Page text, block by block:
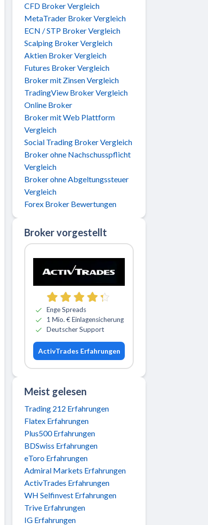
CFD Broker Vergleich
MetaTrader Broker Vergleich
ECN / STP Broker Vergleich
Scalping Broker Vergleich
Aktien Broker Vergleich
Futures Broker Vergleich
Broker mit Zinsen Vergleich
TradingView Broker Vergleich
Online Broker
Broker mit Web Plattform
Vergleich
Social Trading Broker Vergleich
Broker ohne Nachschusspflicht
Vergleich
Broker ohne Abgeltungssteuer
Vergleich
Forex Broker Bewertungen
Broker vorgestellt
Zu ActivTrades
Enge Spreads
1 Mio. € Einlagensicherung
Deutscher Support
ActivTrades Erfahrungen
Meist gelesen
Trading 212 Erfahrungen
Flatex Erfahrungen
Plus500 Erfahrungen
BDSwiss Erfahrungen
eToro Erfahrungen
Admiral Markets Erfahrungen
ActivTrades Erfahrungen
WH Selfinvest Erfahrungen
Trive Erfahrungen
IG Erfahrungen